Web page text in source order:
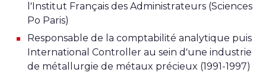
l’Institut Français des Administrateurs (Sciences
Po Paris)
Responsable de la comptabilité analytique puis
International Controller au sein d’une industrie
de métallurgie de métaux précieux (1991-1997)